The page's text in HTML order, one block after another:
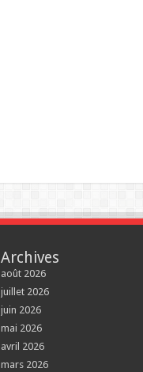
Archives
août 2026
juillet 2026
juin 2026
mai 2026
avril 2026
mars 2026